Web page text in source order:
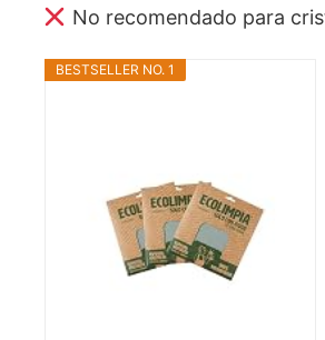
No recomendado para
BESTSELLER NO. 1